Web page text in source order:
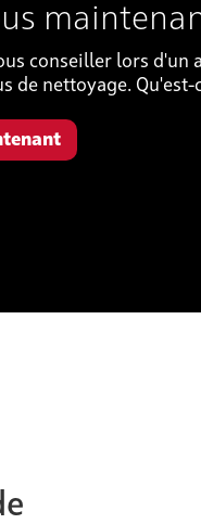
conseiller lors
de nettoyage.